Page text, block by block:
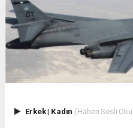
Erkek| Kadın (Haberi Sesli